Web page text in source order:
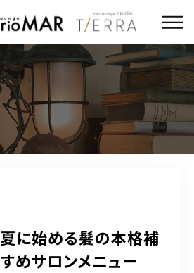
に始める髪の本格補
めサロンメニュー
ABOUT US
MENU
STYLE
〈anrio TIERRA〉